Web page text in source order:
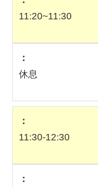
11:20~11:30
休息
11:30-12:30